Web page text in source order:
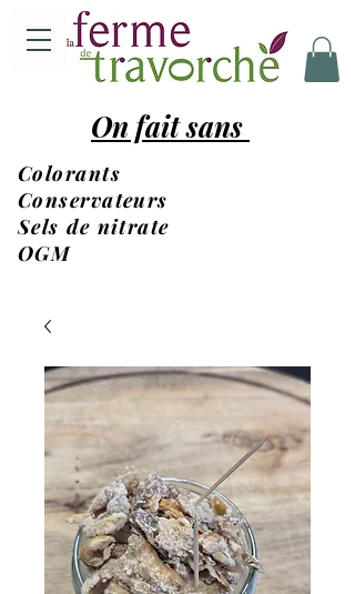
Colorants
Conservateurs
Sels de nitrate
OGM
On fait sans